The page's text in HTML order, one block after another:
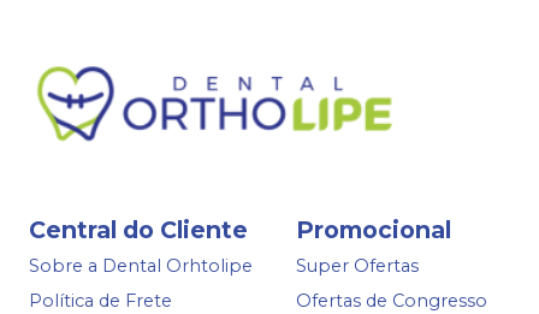
Central do Cliente
Sobre a Dental Orhtolipe
Política de Frete
Promocional
Super Ofertas
Ofertas de Congresso